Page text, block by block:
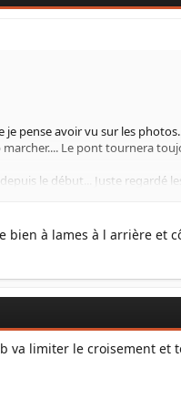
je pense avoir vu sur les
marcher.... Le pont tournera
le début... Juste regardé
bien à lames à l arrière et
va limiter le croisement